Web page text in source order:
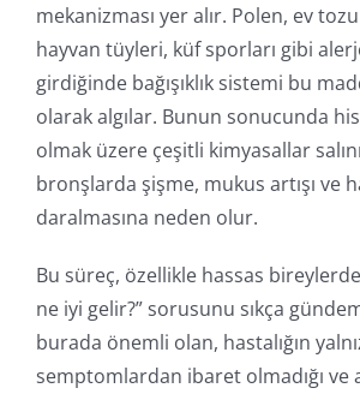
mekanizması yer alır. Polen, ev
hayvan tüyleri, küf sporları gibi
girdiğinde bağışıklık sistemi bu
olarak algılar. Bunun sonucunda
olmak üzere çeşitli kimyasallar
bronşlarda şişme, mukus artışı ve
daralmasına neden olur.
Bu süreç, özellikle hassas
ne iyi gelir?” sorusunu sıkça
burada önemli olan, hastalığın
semptomlardan ibaret olmadığı ve